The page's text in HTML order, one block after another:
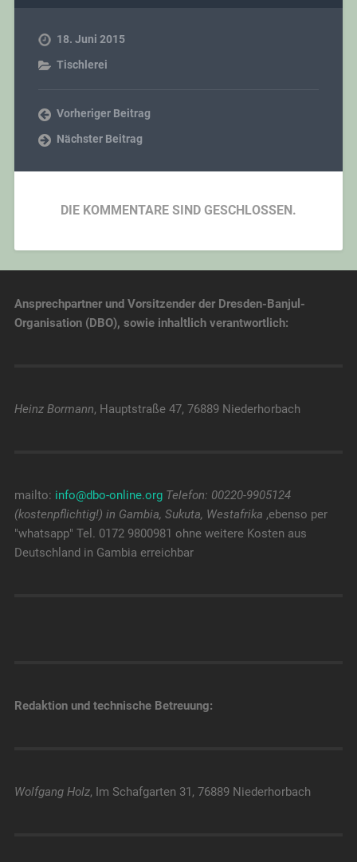
18. Juni 2015
Tischlerei
Vorheriger Beitrag
Nächster Beitrag
DIE KOMMENTARE SIND GESCHLOSSEN.
Ansprechpartner und Vorsitzender der Dresden-Banjul-
Organisation (DBO), sowie inhaltlich verantwortlich:
Heinz Bormann, Hauptstraße 47, 76889 Niederhorbach
mailto: info@dbo-online.org Telefon: 00220-9905124
(kostenpflichtig!) in Gambia, Sukuta, Westafrika ,ebenso per
"whatsapp" Tel. 0172 9800981 ohne weitere Kosten aus
Deutschland in Gambia erreichbar
Redaktion und technische Betreuung:
Wolfgang Holz, Im Schafgarten 31, 76889 Niederhorbach